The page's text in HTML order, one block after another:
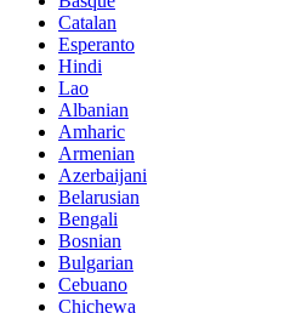
Catalan
Esperanto
Hindi
Lao
Albanian
Amharic
Armenian
Azerbaijani
Belarusian
Bengali
Bosnian
Bulgarian
Cebuano
Chichewa